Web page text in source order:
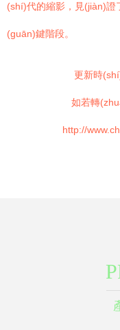
(shí)代的縮影，見(jiàn)證
(guān)鍵階段。
更新時
如若轉
http://